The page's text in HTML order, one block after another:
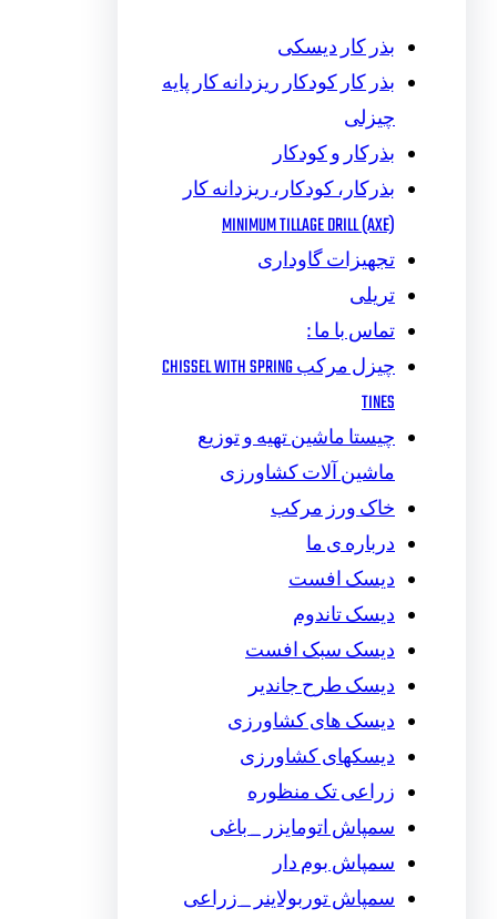
بذر کار دیسکی
بذر کار کودکار ریزدانه کار پایه
چیزلی
بذرکار و کودکار
بذرکار، کودکار، ریزدانه کار
MINIMUM TILLAGE DRILL (AXE)
تجهیزات گاوداری
تریلی
تماس با ما :
چیزل مرکب CHISSEL WITH SPRING
TINES
چیستا ماشین تهیه و توزیع
ماشین آلات کشاورزی
خاک ورز مرکب
درباره ی ما
دیسک افست
دیسک تاندوم
دیسک سبک افست
دیسک طرح جاندیر
دیسک های کشاورزی
دیسکهای کشاورزی
زراعی تک منظوره
سمپاش اتومایزر _ باغی
سمپاش بوم دار
سمپاش توربولاینر _ زراعی